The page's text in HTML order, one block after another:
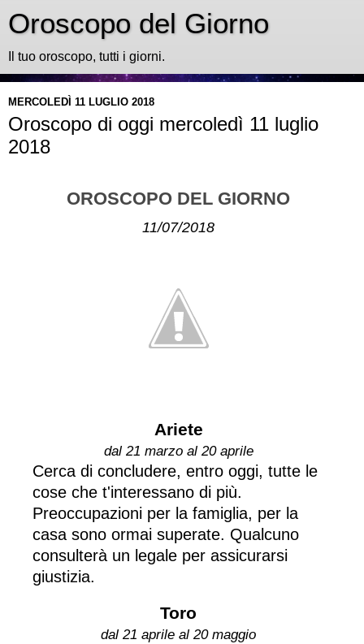
Oroscopo del Giorno
Il tuo oroscopo, tutti i giorni.
MERCOLEDÌ 11 LUGLIO 2018
Oroscopo di oggi mercoledì 11 luglio
2018
OROSCOPO DEL GIORNO
11/07/2018
Ariete
dal 21 marzo al 20 aprile
Cerca di concludere, entro oggi, tutte le
cose che t'interessano di più.
Preoccupazioni per la famiglia, per la
casa sono ormai superate. Qualcuno
consulterà un legale per assicurarsi
giustizia.
Toro
dal 21 aprile al 20 maggio